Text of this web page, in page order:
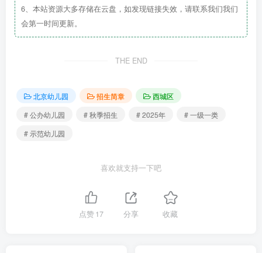
6、本站资源大多存储在云盘，如发现链接失效，请联系我们我们
会第一时间更新。
THE END
北京幼儿园 招生简章
西城区
# 公办幼儿园
# 秋季招生 # 2025年
# 一级一类
# 示范幼儿园
喜欢就支持一下吧
点赞17 分享 收藏